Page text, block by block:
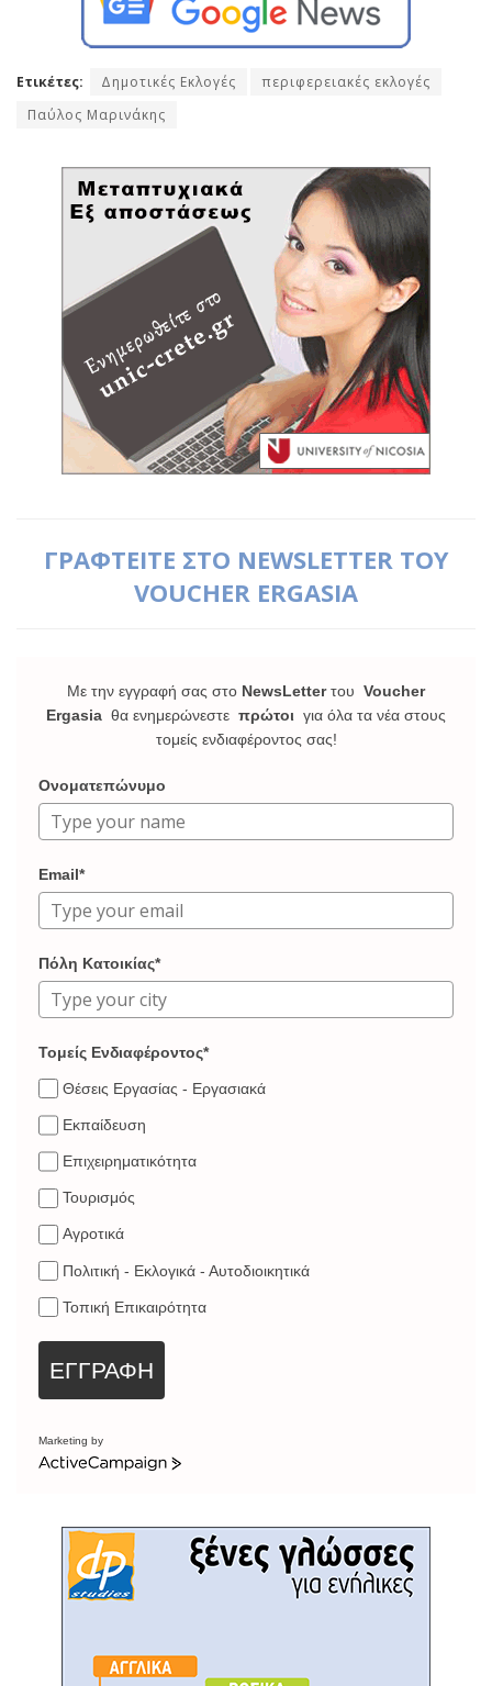
Ετικέτες: Δημοτικές Εκλογές
περιφερειακές εκλογές
Παύλος Μαρινάκης
ΓΡΑΦΤΕΙΤΕ ΣΤΟ NEWSLETTER ΤΟΥ
VOUCHER ERGASIA
Με την εγγραφή σας στο NewsLetterτου Voucher
Ergasia θα ενημερώνεστε πρώτοι για όλα τα νέα στους
τομείς ενδιαφέροντος σας!
Ονοματεπώνυμο
Email*
Πόλη Κατοικίας*
Τομείς Ενδιαφέροντος*
Θέσεις Εργασίας - Εργασιακά
Εκπαίδευση
Επιχειρηματικότητα
Τουρισμός
Αγροτικά
Πολιτική - Εκλογικά - Αυτοδιοικητικά
Τοπική Επικαιρότητα
ΕΓΓΡΑΦΗ
Marketing by